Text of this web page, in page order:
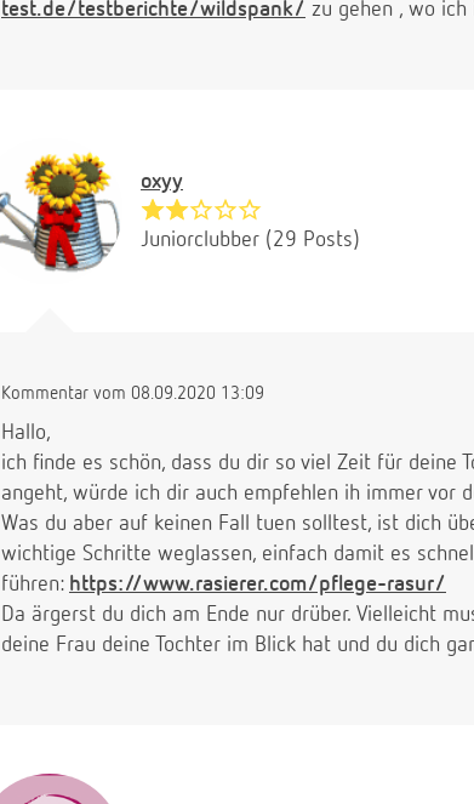
test.de/testberichte/wildspank/ zu gehen , wo
oxyy
Juniorclubber (29 Posts)
Kommentar vom 08.09.2020 13:09
Hallo,
ich finde es schön, dass du dir so viel Zeit für deine
angeht, würde ich dir auch empfehlen ih immer vor
Was du aber auf keinen Fall tuen solltest, ist dich
wichtige Schritte weglassen, einfach damit es
führen: https://www.rasierer.com/pflege-rasur/
Da ärgerst du dich am Ende nur drüber. Vielleicht
deine Frau deine Tochter im Blick hat und du dich